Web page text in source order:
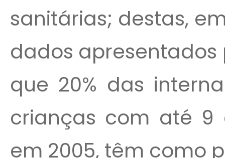
sanitárias; destas,
dados
que 20% das
crianças com até 9
em 2005, têm como